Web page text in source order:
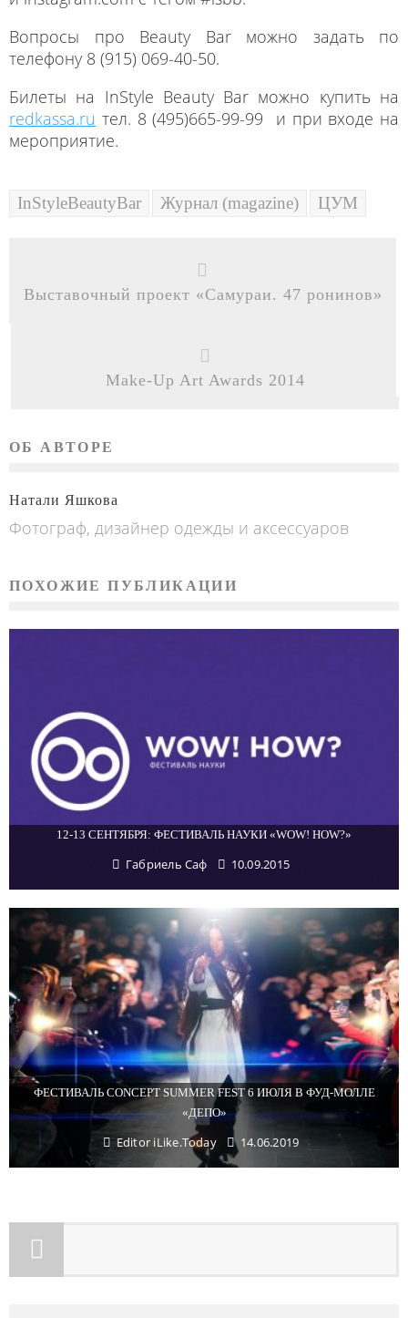
Вопросы про Beauty Bar можно задать по
телефону 8 (915) 069-40-50.
Билеты на InStyle Beauty Bar можно купить на
redkassa.ru тел. 8 (495)665-99-99 и при входе на
мероприятие.
InStyleBeautyBar Журнал (magazine) ЦУМ
Выставочный проект «Самураи. 47 ронинов»
Make-Up Art Awards 2014
ОБ АВТОРЕ
Натали Яшкова
Фотограф, дизайнер одежды и аксессуаров
ПОХОЖИЕ ПУБЛИКАЦИИ
12-13 СЕНТЯБРЯ: ФЕСТИВАЛЬ НАУКИ «WOW! HOW?»
Габриель Саф 10.09.2015
ФЕСТИВАЛЬ CONCEPT SUMMER FEST 6 ИЮЛЯ В ФУД-МОЛЛЕ
«ДЕПО»
Editor iLike.Today 14.06.2019